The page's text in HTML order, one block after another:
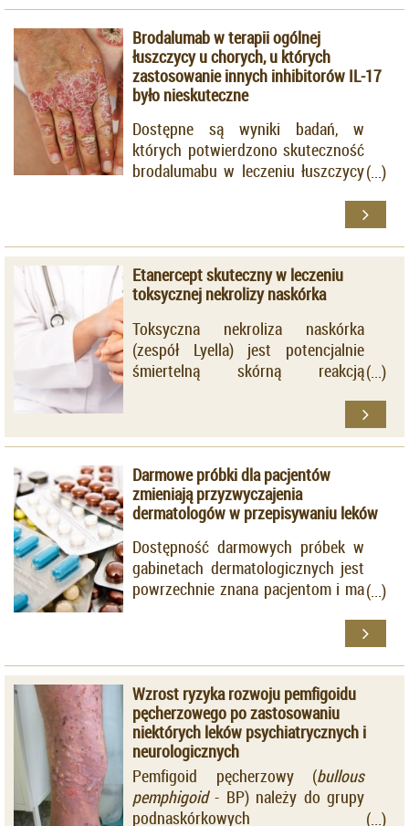
przeciwhistaminowych. Komisja
Europejska zatwierdziła wskazanie
do zastosowania omalizumabu w
terapii przewlekłej pokrzywki
idiopatycznej u pacjentów, których
organizm nie reaguje na leki
antyhistaminowe.
Brodalumab w terapii ogólnej
łuszczycy u chorych, u których
zastosowanie innych inhibitorów IL-17
było nieskuteczne
Dostępne są wyniki badań, w
których potwierdzono skuteczność
brodalumabu w leczeniu łuszczycy
stosowali leki biologiczne, nie
uzyskując efektu terapeutycznego.
Jakkolwiek, brakuje podobnych
danych dotyczących pacjentów
przyjmujących inhibitory IL-17.
Amerykańscy badacze z Oddziału
Dermatologii z Icahn School of
Medicine at Mount Sinai
postanowili zająć się tym
zagadnieniem. Do badania włączono
39 pacjentów z umiarkowaną lub
ciężką postacią choroby.
Etanercept skuteczny w leczeniu
toksycznej nekrolizy naskórka
Toksyczna nekroliza naskórka
(zespół Lyella) jest potencjalnie
śmiertelną skórną reakcją
sposobu postępowania
terapeutycznego o udowodnionej
skuteczności, główną rolę odgrywa
leczenie objawowe. Na łamach
Journal of American Academy of
Dermatologyopublikowano artykuł
o skuteczności etanerceptu - leku
biologicznego anty-TNF-α
stosowanego w leczeniu tej
jednostki chorobowej.
Darmowe próbki dla pacjentów
zmieniają przyzwyczajenia
dermatologów w przepisywaniu leków
Dostępność darmowych próbek w
gabinetach dermatologicznych jest
powrzechnie znana pacjentom i ma
wszystkim na przepisywanie
preparatów na trądzik. Firmy
farmaceutyczne doskonale wiedzą
jak to „wykorzystać“.
Wzrost ryzyka rozwoju pemfigoidu
pęcherzowego po zastosowaniu
niektórych leków psychiatrycznych i
neurologicznych
Pemfigoid pęcherzowy (bullous
pemphigoid- BP) należy do grupy
podnaskórkowych